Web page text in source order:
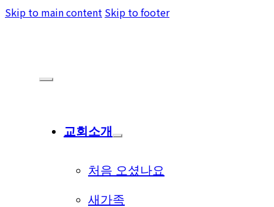
Skip to main content Skip to footer
교회소개
처음 오셨나요
새가족